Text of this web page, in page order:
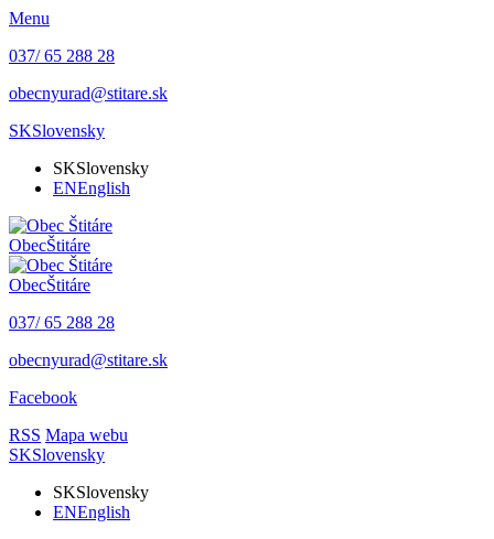
Menu
037/ 65 288 28
obecnyurad@stitare.sk
SKSlovensky
SKSlovensky
ENEnglish
ObecŠtitáre
ObecŠtitáre
037/ 65 288 28
obecnyurad@stitare.sk
Facebook
RSS Mapa webu
SKSlovensky
SKSlovensky
ENEnglish